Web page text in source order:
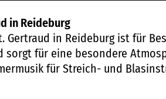
in Reideburg
Gertraud in Reideburg ist für
sorgt für eine besondere
für Streich- und